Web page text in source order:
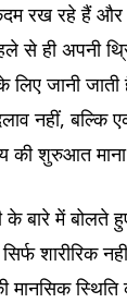
रख रहे हैं और
से ही अपनी
लिए जानी
नहीं, बल्कि
की शुरुआत
के बारे में बोलते
शारीरिक
मानसिक